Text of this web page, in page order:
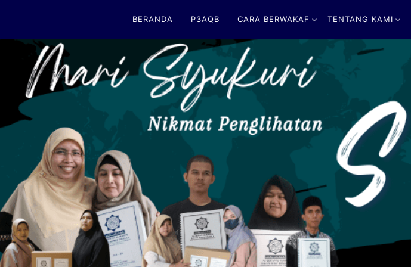
BERANDA P3AQB CARA BERWAKAF TENTANG KAMI